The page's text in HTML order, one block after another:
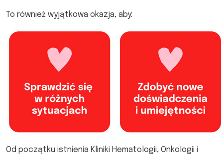
To również wyjątkowa okazja, aby:
Od początku istnienia Kliniki Hematologii, Onkologii i